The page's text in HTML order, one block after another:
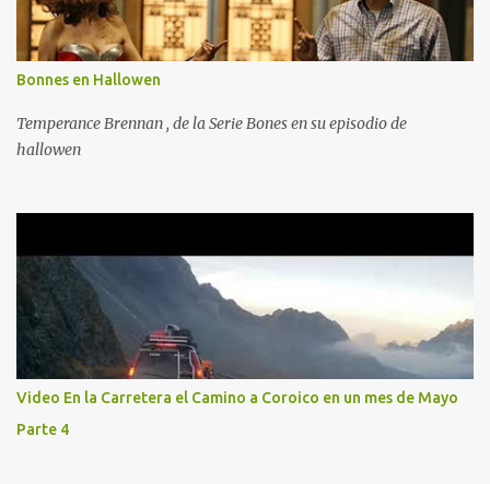
Bonnes en Hallowen
Temperance Brennan , de la Serie Bones en su episodio de
hallowen
Video En la Carretera el Camino a Coroico en un mes de Mayo
Parte 4